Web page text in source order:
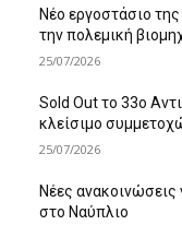
Νέο εργοστάσιο
την πολεμική
25/07/2026
Sold Out το 33ο
κλείσιμο
25/07/2026
Νέες ανακοινώσεις
στο Ναύπλιο